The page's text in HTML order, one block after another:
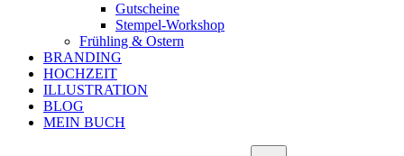
Gutscheine
Stempel-Workshop
Frühling & Ostern
BRANDING
HOCHZEIT
ILLUSTRATION
BLOG
MEIN BUCH